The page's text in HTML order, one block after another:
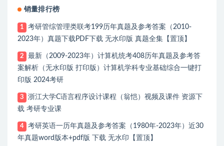
销量排行榜
1
考研管综管理类联考199历年真题及参考答案（2010-
2023年）真题下载PDF下载 无水印版 真题全集【置顶】
2
最新（2009-2023年）计算机统考408历年真题及参考答
案解析（无水印版 打印版）计算机学科专业基础综合一键打
印版 2024考研
3
浙江大学C语言程序设计课程（翁恺）视频及课件 资源下
载 考研专业课
4
考研英语一历年真题及参考答案（1980年-2023年）近30
年真题word版本+pdf版 下载 无水印【置顶】